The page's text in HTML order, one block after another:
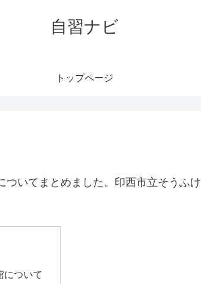
自習ナビ
トップページ
いてまとめました。印西市立そうふけ
について